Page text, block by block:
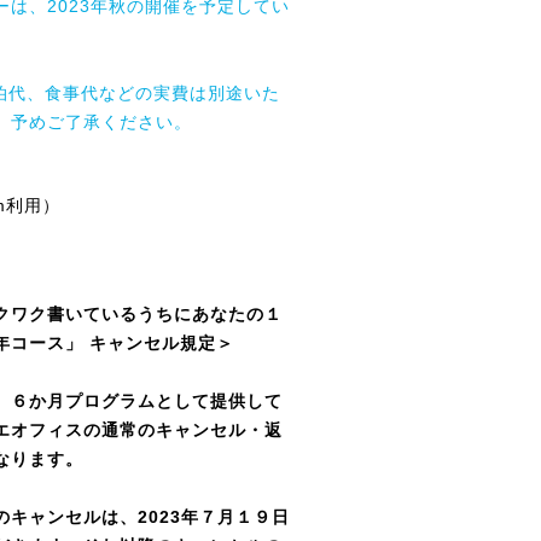
は、2023年秋の開催を予定してい
、食事代などの実費は別途いた
めご了承ください。
用）
ワク書いているうちにあなたの１
コース」 キャンセル規定＞
か月プログラムとして提供して
オフィスの通常のキャンセル・返
ます。
ャンセルは、2023年７月１９日